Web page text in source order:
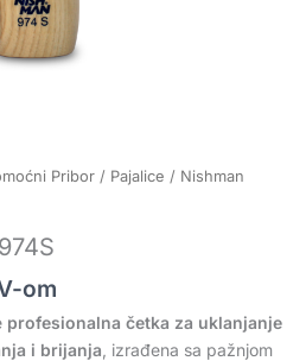
Pribor / Pajalice / Nishman
om
profesionalna četka za uklanjanje
i brijanja , izrađena sa pažnjom